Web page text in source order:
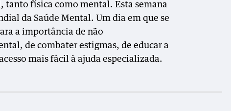
tanto física como mental. Esta semana
da Saúde Mental. Um dia em que se
a importância de não
de combater estigmas, de educar a
mais fácil à ajuda especializada.